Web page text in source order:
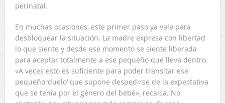
perinatal.
En muchas ocasiones, este primer paso ya vale para
desbloquear la situación. La madre expresa con libertad
lo que siente y desde ese momento se siente liberada
para aceptar totalmente a ese pequeño que lleva dentro.
«A veces esto es suficiente para poder transitar ese
pequeño ‘duelo’ que supone despedirse de la expectativa
que se tenía por el género del bebé», recalca. No